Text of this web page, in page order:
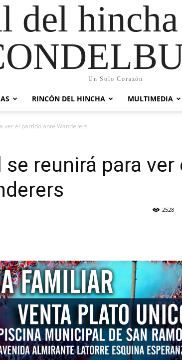
del
Un Solo Corazón
RINCÓN DEL HINCHA MULTIMEDIA
ver el partido ante Wanderers
reunirá para ver
2528